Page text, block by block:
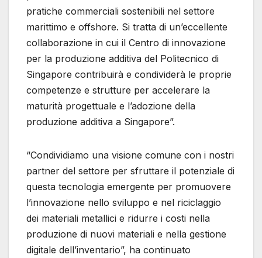
pratiche commerciali sostenibili nel settore
marittimo e offshore. Si tratta di un’eccellente
collaborazione in cui il Centro di innovazione
per la produzione additiva del Politecnico di
Singapore contribuirà e condividerà le proprie
competenze e strutture per accelerare la
maturità progettuale e l’adozione della
produzione additiva a Singapore”.
“Condividiamo una visione comune con i nostri
partner del settore per sfruttare il potenziale di
questa tecnologia emergente per promuovere
l’innovazione nello sviluppo e nel riciclaggio
dei materiali metallici e ridurre i costi nella
produzione di nuovi materiali e nella gestione
digitale dell’inventario”, ha continuato